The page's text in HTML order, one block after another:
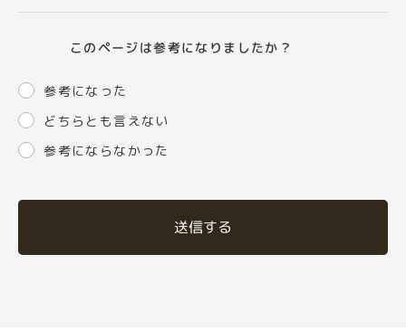
このページは参考になりましたか？
参考になった
どちらとも言えない
参考にならなかった
送信する